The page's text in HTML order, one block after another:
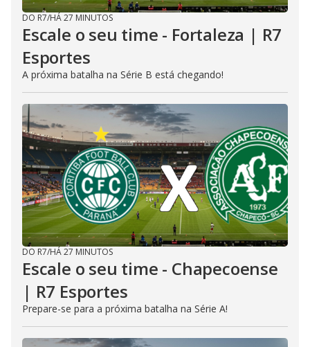
DO R7/HÁ 27 MINUTOS
Escale o seu time - Fortaleza | R7
Esportes
A próxima batalha na Série B está chegando!
DO R7/HÁ 27 MINUTOS
Escale o seu time - Chapecoense
| R7 Esportes
Prepare-se para a próxima batalha na Série A!